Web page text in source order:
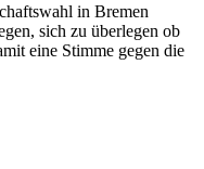
in Bremen
sich zu überlegen ob
eine Stimme gegen die